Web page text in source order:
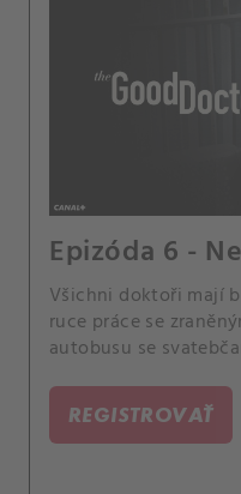
Epizóda 6 -
Všichni doktoři mají
ruce práce se
autobusu se
REGISTROVAŤ